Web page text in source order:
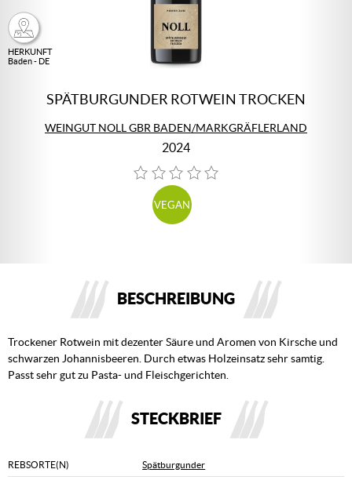
HERKUNFT
Baden - DE
SPÄTBURGUNDER ROTWEIN TROCKEN
WEINGUT NOLL GBR BADEN/MARKGRÄFLERLAND
2024
VEGAN
BESCHREIBUNG
Trockener Rotwein mit dezenter Säure und Aromen von Kirsche und
schwarzen Johannisbeeren. Durch etwas Holzeinsatz sehr samtig.
Passt sehr gut zu Pasta- und Fleischgerichten.
STECKBRIEF
REBSORTE(N) Spätburgunder